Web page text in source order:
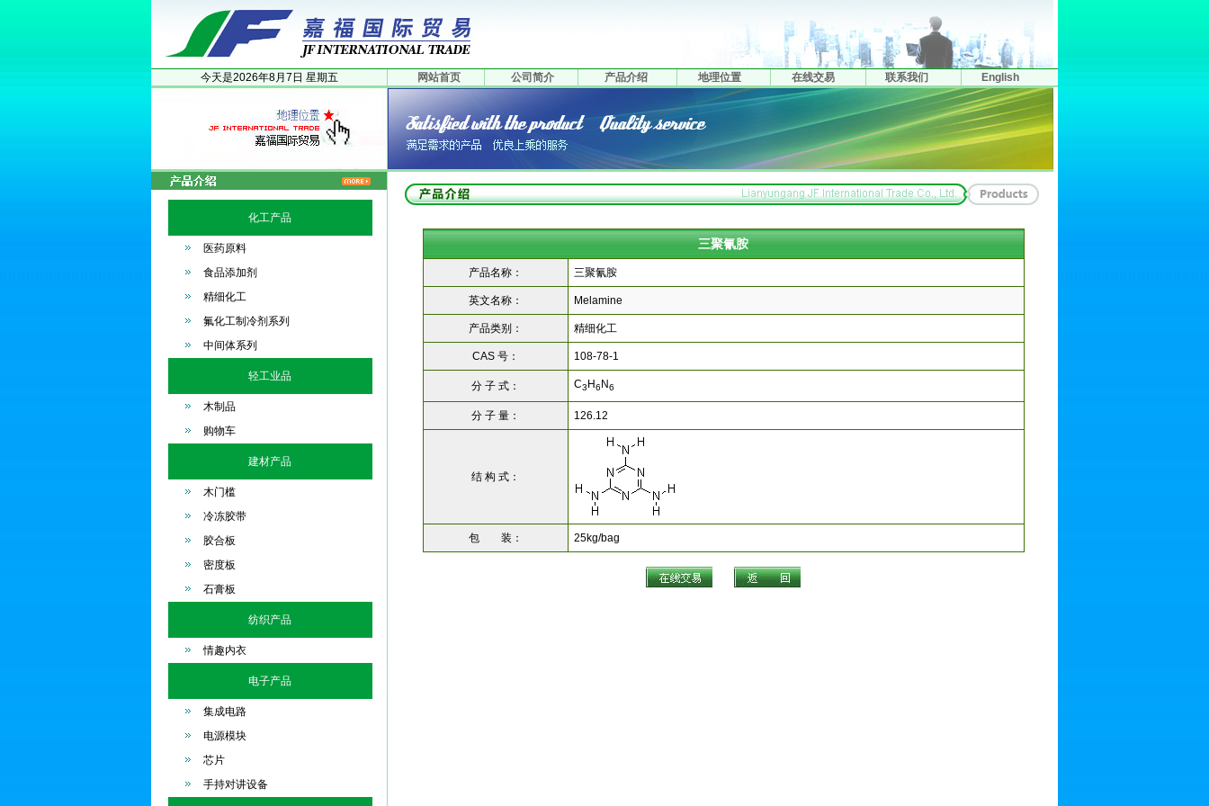
今天是2026年8月 7日 星期五 网站首页 公司简介 产品介绍 地理位置 在线交易 联系我们 English
化工产品
医药原料
食品添加剂
精细化工
氟化工制冷剂系列
中间体系列
轻工业品
木制品
购物车
建材产品
木门槛
冷冻胶带
胶合板
密度板
石膏板
纺织产品
情趣内衣
电子产品
集成电路
电源模块
芯片
手持对讲设备
三聚氰胺
产品名称： 三聚氰胺
英文名称： Melamine
产品类别： 精细化工
CAS 号： 108-78-1
分 子 式： C3 H6 N6
分 子 量： 126.12
结 构 式：
包 装： 25kg/bag